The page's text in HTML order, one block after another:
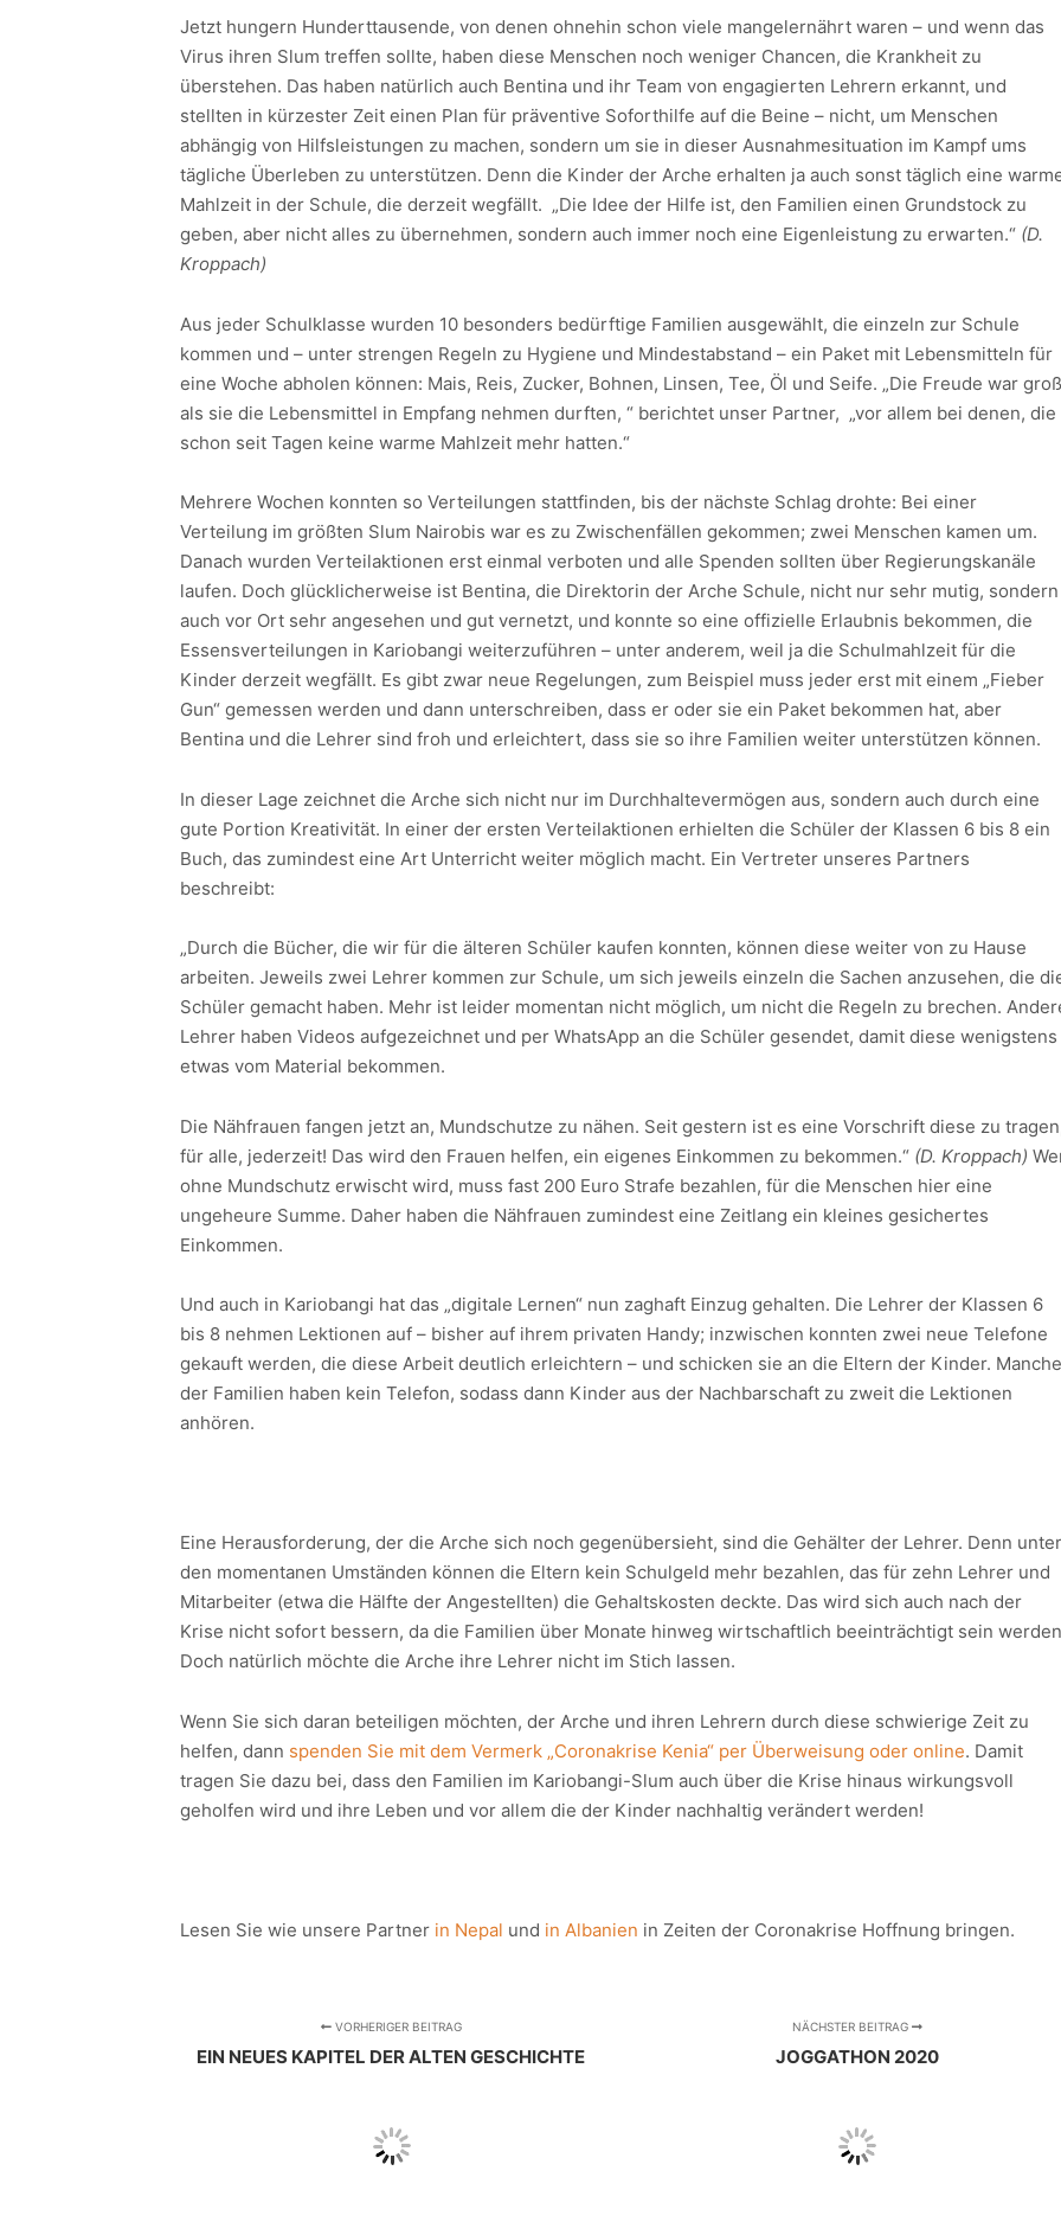
Jetzt hungern Hunderttausende, von denen ohnehin schon viele mangelernährt waren – und wenn das
Virus ihren Slum treffen sollte, haben diese Menschen noch weniger Chancen, die Krankheit zu
überstehen. Das haben natürlich auch Bentina und ihr Team von engagierten Lehrern erkannt, und
stellten in kürzester Zeit einen Plan für präventive Soforthilfe auf die Beine – nicht, um Menschen
abhängig von Hilfsleistungen zu machen, sondern um sie in dieser Ausnahmesituation im Kampf ums
tägliche Überleben zu unterstützen. Denn die Kinder der Arche erhalten ja auch sonst täglich eine
Mahlzeit in der Schule, die derzeit wegfällt. „Die Idee der Hilfe ist, den Familien einen Grundstock zu
geben, aber nicht alles zu übernehmen, sondern auch immer noch eine Eigenleistung zu erwarten.“ (D.
Kroppach)
Aus jeder Schulklasse wurden 10 besonders bedürftige Familien ausgewählt, die einzeln zur Schule
kommen und – unter strengen Regeln zu Hygiene und Mindestabstand – ein Paket mit Lebensmitteln für
eine Woche abholen können: Mais, Reis, Zucker, Bohnen, Linsen, Tee, Öl und Seife. „Die Freude war
als sie die Lebensmittel in Empfang nehmen durften, “ berichtet unser Partner, „vor allem bei denen, die
schon seit Tagen keine warme Mahlzeit mehr hatten.“
Mehrere Wochen konnten so Verteilungen stattfinden, bis der nächste Schlag drohte: Bei einer
Verteilung im größten Slum Nairobis war es zu Zwischenfällen gekommen; zwei Menschen kamen um.
Danach wurden Verteilaktionen erst einmal verboten und alle Spenden sollten über Regierungskanäle
laufen. Doch glücklicherweise ist Bentina, die Direktorin der Arche Schule, nicht nur sehr mutig, sondern
auch vor Ort sehr angesehen und gut vernetzt, und konnte so eine offizielle Erlaubnis bekommen, die
Essensverteilungen in Kariobangi weiterzuführen – unter anderem, weil ja die Schulmahlzeit für die
Kinder derzeit wegfällt. Es gibt zwar neue Regelungen, zum Beispiel muss jeder erst mit einem „Fieber
Gun“ gemessen werden und dann unterschreiben, dass er oder sie ein Paket bekommen hat, aber
Bentina und die Lehrer sind froh und erleichtert, dass sie so ihre Familien weiter unterstützen können.
In dieser Lage zeichnet die Arche sich nicht nur im Durchhaltevermögen aus, sondern auch durch eine
gute Portion Kreativität. In einer der ersten Verteilaktionen erhielten die Schüler der Klassen 6 bis 8 ein
Buch, das zumindest eine Art Unterricht weiter möglich macht. Ein Vertreter unseres Partners
beschreibt:
„Durch die Bücher, die wir für die älteren Schüler kaufen konnten, können diese weiter von zu Hause
arbeiten. Jeweils zwei Lehrer kommen zur Schule, um sich jeweils einzeln die Sachen anzusehen, die
Schüler gemacht haben. Mehr ist leider momentan nicht möglich, um nicht die Regeln zu brechen.
Lehrer haben Videos aufgezeichnet und per WhatsApp an die Schüler gesendet, damit diese wenigstens
etwas vom Material bekommen.
Die Nähfrauen fangen jetzt an, Mundschutze zu nähen. Seit gestern ist es eine Vorschrift diese zu
für alle, jederzeit! Das wird den Frauen helfen, ein eigenes Einkommen zu bekommen.“ (D. Kroppach)
ohne Mundschutz erwischt wird, muss fast 200 Euro Strafe bezahlen, für die Menschen hier eine
ungeheure Summe. Daher haben die Nähfrauen zumindest eine Zeitlang ein kleines gesichertes
Einkommen.
Und auch in Kariobangi hat das „digitale Lernen“ nun zaghaft Einzug gehalten. Die Lehrer der Klassen 6
bis 8 nehmen Lektionen auf – bisher auf ihrem privaten Handy; inzwischen konnten zwei neue Telefone
gekauft werden, die diese Arbeit deutlich erleichtern – und schicken sie an die Eltern der Kinder. Manche
der Familien haben kein Telefon, sodass dann Kinder aus der Nachbarschaft zu zweit die Lektionen
anhören.
Eine Herausforderung, der die Arche sich noch gegenübersieht, sind die Gehälter der Lehrer. Denn unter
den momentanen Umständen können die Eltern kein Schulgeld mehr bezahlen, das für zehn Lehrer und
Mitarbeiter (etwa die Hälfte der Angestellten) die Gehaltskosten deckte. Das wird sich auch nach der
Krise nicht sofort bessern, da die Familien über Monate hinweg wirtschaftlich beeinträchtigt sein
Doch natürlich möchte die Arche ihre Lehrer nicht im Stich lassen.
Wenn Sie sich daran beteiligen möchten, der Arche und ihren Lehrern durch diese schwierige Zeit zu
helfen, dann spenden Sie mit dem Vermerk „Coronakrise Kenia“ per Überweisung oder online. Damit
tragen Sie dazu bei, dass den Familien im Kariobangi-Slum auch über die Krise hinaus wirkungsvoll
geholfen wird und ihre Leben und vor allem die der Kinder nachhaltig verändert werden!
Lesen Sie wie unsere Partner in Nepal und in Albanien in Zeiten der Coronakrise Hoffnung bringen.
VORHERIGER BEITRAG
EIN NEUES KAPITEL DER ALTEN GESCHICHTE
NÄCHSTER BEITRAG
JOGGATHON 2020